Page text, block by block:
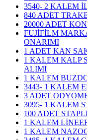
3540- 2 KALEM
840 ADET
20000 ADET
FUJİFİLM
ONARIMI
1 ADET KAN
1 KALEM KALP
ALIMI
1 KALEM
3443- 1 KALEM
3 ADET
3095- 1 KALEM
100 ADET
1 KALEM
1 KALEM